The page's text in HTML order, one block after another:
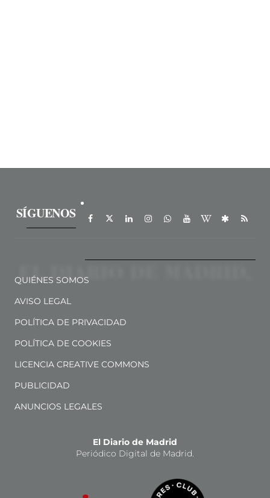
SÍGUENOS
QUIÉNES SOMOS
AVISO LEGAL
POLÍTICA DE PRIVACIDAD
POLÍTICA DE COOKIES
LICENCIA CREATIVE COMMONS
PUBLICIDAD
ANUNCIOS LEGALES
El Diario de Madrid
Periódico Digital de Madrid.